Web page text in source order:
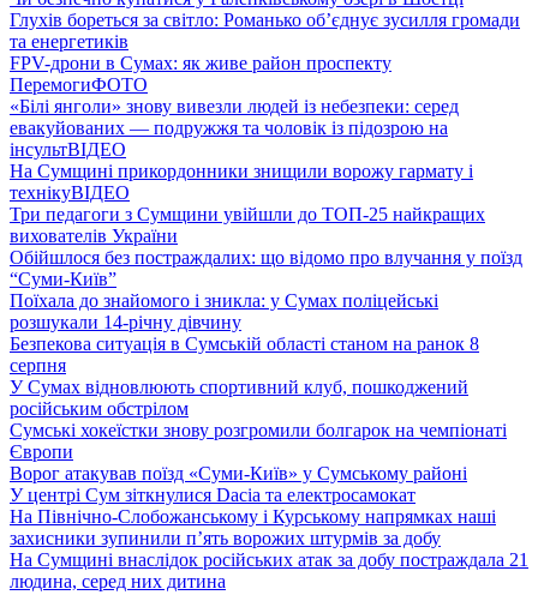
Глухів бореться за світло: Романько об’єднує зусилля громади
та енергетиків
FPV-дрони в Сумах: як живе район проспекту
ПеремогиФОТО
«Білі янголи» знову вивезли людей із небезпеки: серед
евакуйованих — подружжя та чоловік із підозрою на
інсультВІДЕО
На Сумщині прикордонники знищили ворожу гармату і
технікуВІДЕО
Три педагоги з Сумщини увійшли до ТОП-25 найкращих
вихователів України
Обійшлося без постраждалих: що відомо про влучання у поїзд
“Суми-Київ”
Поїхала до знайомого і зникла: у Сумах поліцейські
розшукали 14-річну дівчину
Безпекова ситуація в Сумській області станом на ранок 8
серпня
У Сумах відновлюють спортивний клуб, пошкоджений
російським обстрілом
Сумські хокеїстки знову розгромили болгарок на чемпіонаті
Європи
Ворог атакував поїзд «Суми-Київ» у Сумському районі
У центрі Сум зіткнулися Dacia та електросамокат
На Північно-Слобожанському і Курському напрямках наші
захисники зупинили п’ять ворожих штурмів за добу
На Сумщині внаслідок російських атак за добу постраждала 21
людина, серед них дитина